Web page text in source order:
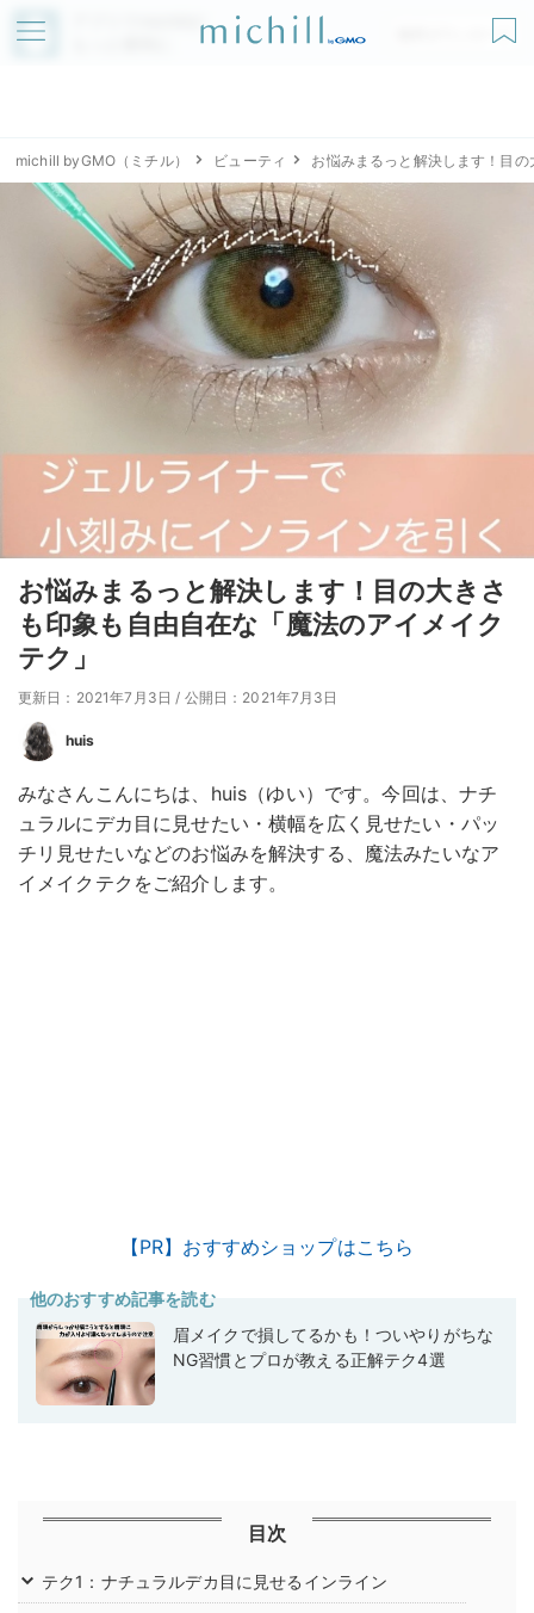
アプリでmichillが
無料ダウンロード
michill byGMO（ミチル） ビューティ お悩みまるっと解決します！目
お悩みまるっと解決します！目の大きさ
も印象も自由自在な「魔法のアイメイク
テク」
更新日：2021年7月3日 / 公開日：2021年7月3日
huis
みなさんこんにちは、huis（ゆい）です。今回は、ナチ
ュラルにデカ目に見せたい・横幅を広く見せたい・パッ
チリ見せたいなどのお悩みを解決する、魔法みたいなア
イメイクテクをご紹介します。
【PR】おすすめショップはこちら
他のおすすめ記事を読む
眉メイクで損してるかも！ついやりがちな
NG習慣とプロが教える正解テク4選
目次
テク1：ナチュラルデカ目に見せるインライン